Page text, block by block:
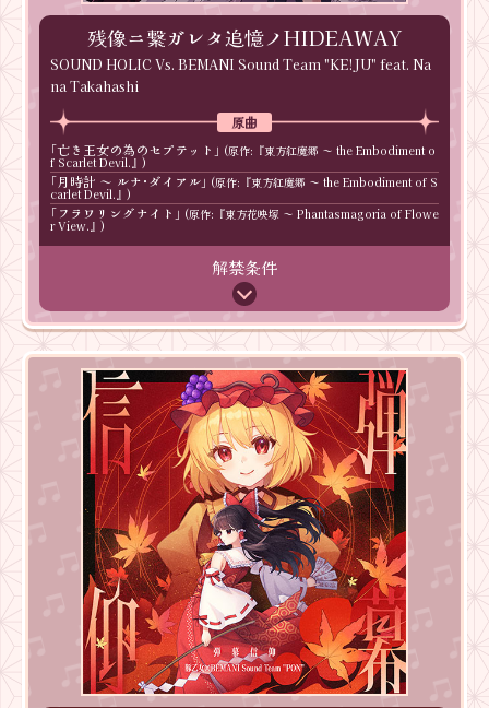
残像ニ繋ガレタ追憶ノHIDEAWAY
SOUND HOLIC Vs. BEMANI Sound Team "KE!JU" feat. Na
na Takahashi
亡き王女の為のセプテット 東方紅魔郷 ～ the Embodiment o
f Scarlet Devil.
月時計 ～ ルナ･ダイアル 東方紅魔郷 ～ the Embodiment of S
carlet Devil.
フラワリングナイト 東方花映塚 ～ Phantasmagoria of Flowe
r View.
解禁条件